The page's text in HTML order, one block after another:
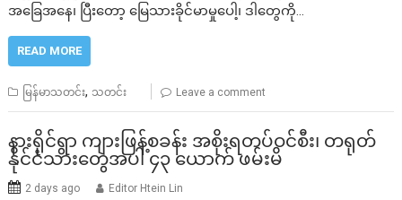
အခြေအနေ၊ ပြီးတော့ မြေသားခိုင်မာမှုပေါ့၊ ဒါတွေကို…
READ MORE
မြန်မာသတင်း, သတင်း Leave a comment
နားရိုင်ရွာ ကျားဖြန့်စခန်း အစိုးရတပ်ဝင်စီး၊ တရုတ်
နိုင်ငံသားတွေအပါ ၄၃ ယောက် ဖမ်းမိ
2 days ago Editor Htein Lin